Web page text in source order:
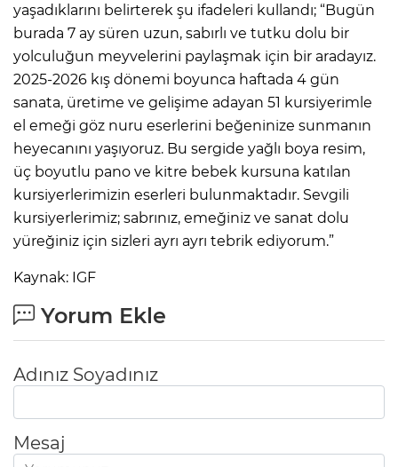
yaşadıklarını belirterek şu ifadeleri kullandı; “Bugün
burada 7 ay süren uzun, sabırlı ve tutku dolu bir
yolculuğun meyvelerini paylaşmak için bir aradayız.
2025-2026 kış dönemi boyunca haftada 4 gün
sanata, üretime ve gelişime adayan 51 kursiyerimle
el emeği göz nuru eserlerini beğeninize sunmanın
heyecanını yaşıyoruz. Bu sergide yağlı boya resim,
üç boyutlu pano ve kitre bebek kursuna katılan
kursiyerlerimizin eserleri bulunmaktadır. Sevgili
kursiyerlerimiz; sabrınız, emeğiniz ve sanat dolu
yüreğiniz için sizleri ayrı ayrı tebrik ediyorum.”
Kaynak: IGF
Yorum Ekle
Adınız Soyadınız
Mesaj